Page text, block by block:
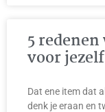
5
voor
Dat ene item dat
denk je eraan en